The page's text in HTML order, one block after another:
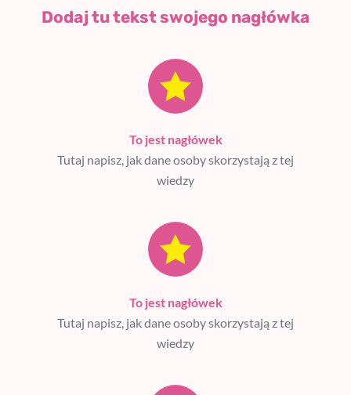
Dodaj tu tekst swojego nagłówka
To jest nagłówek
Tutaj napisz, jak dane osoby skorzystają z tej
wiedzy
To jest nagłówek
Tutaj napisz, jak dane osoby skorzystają z tej
wiedzy